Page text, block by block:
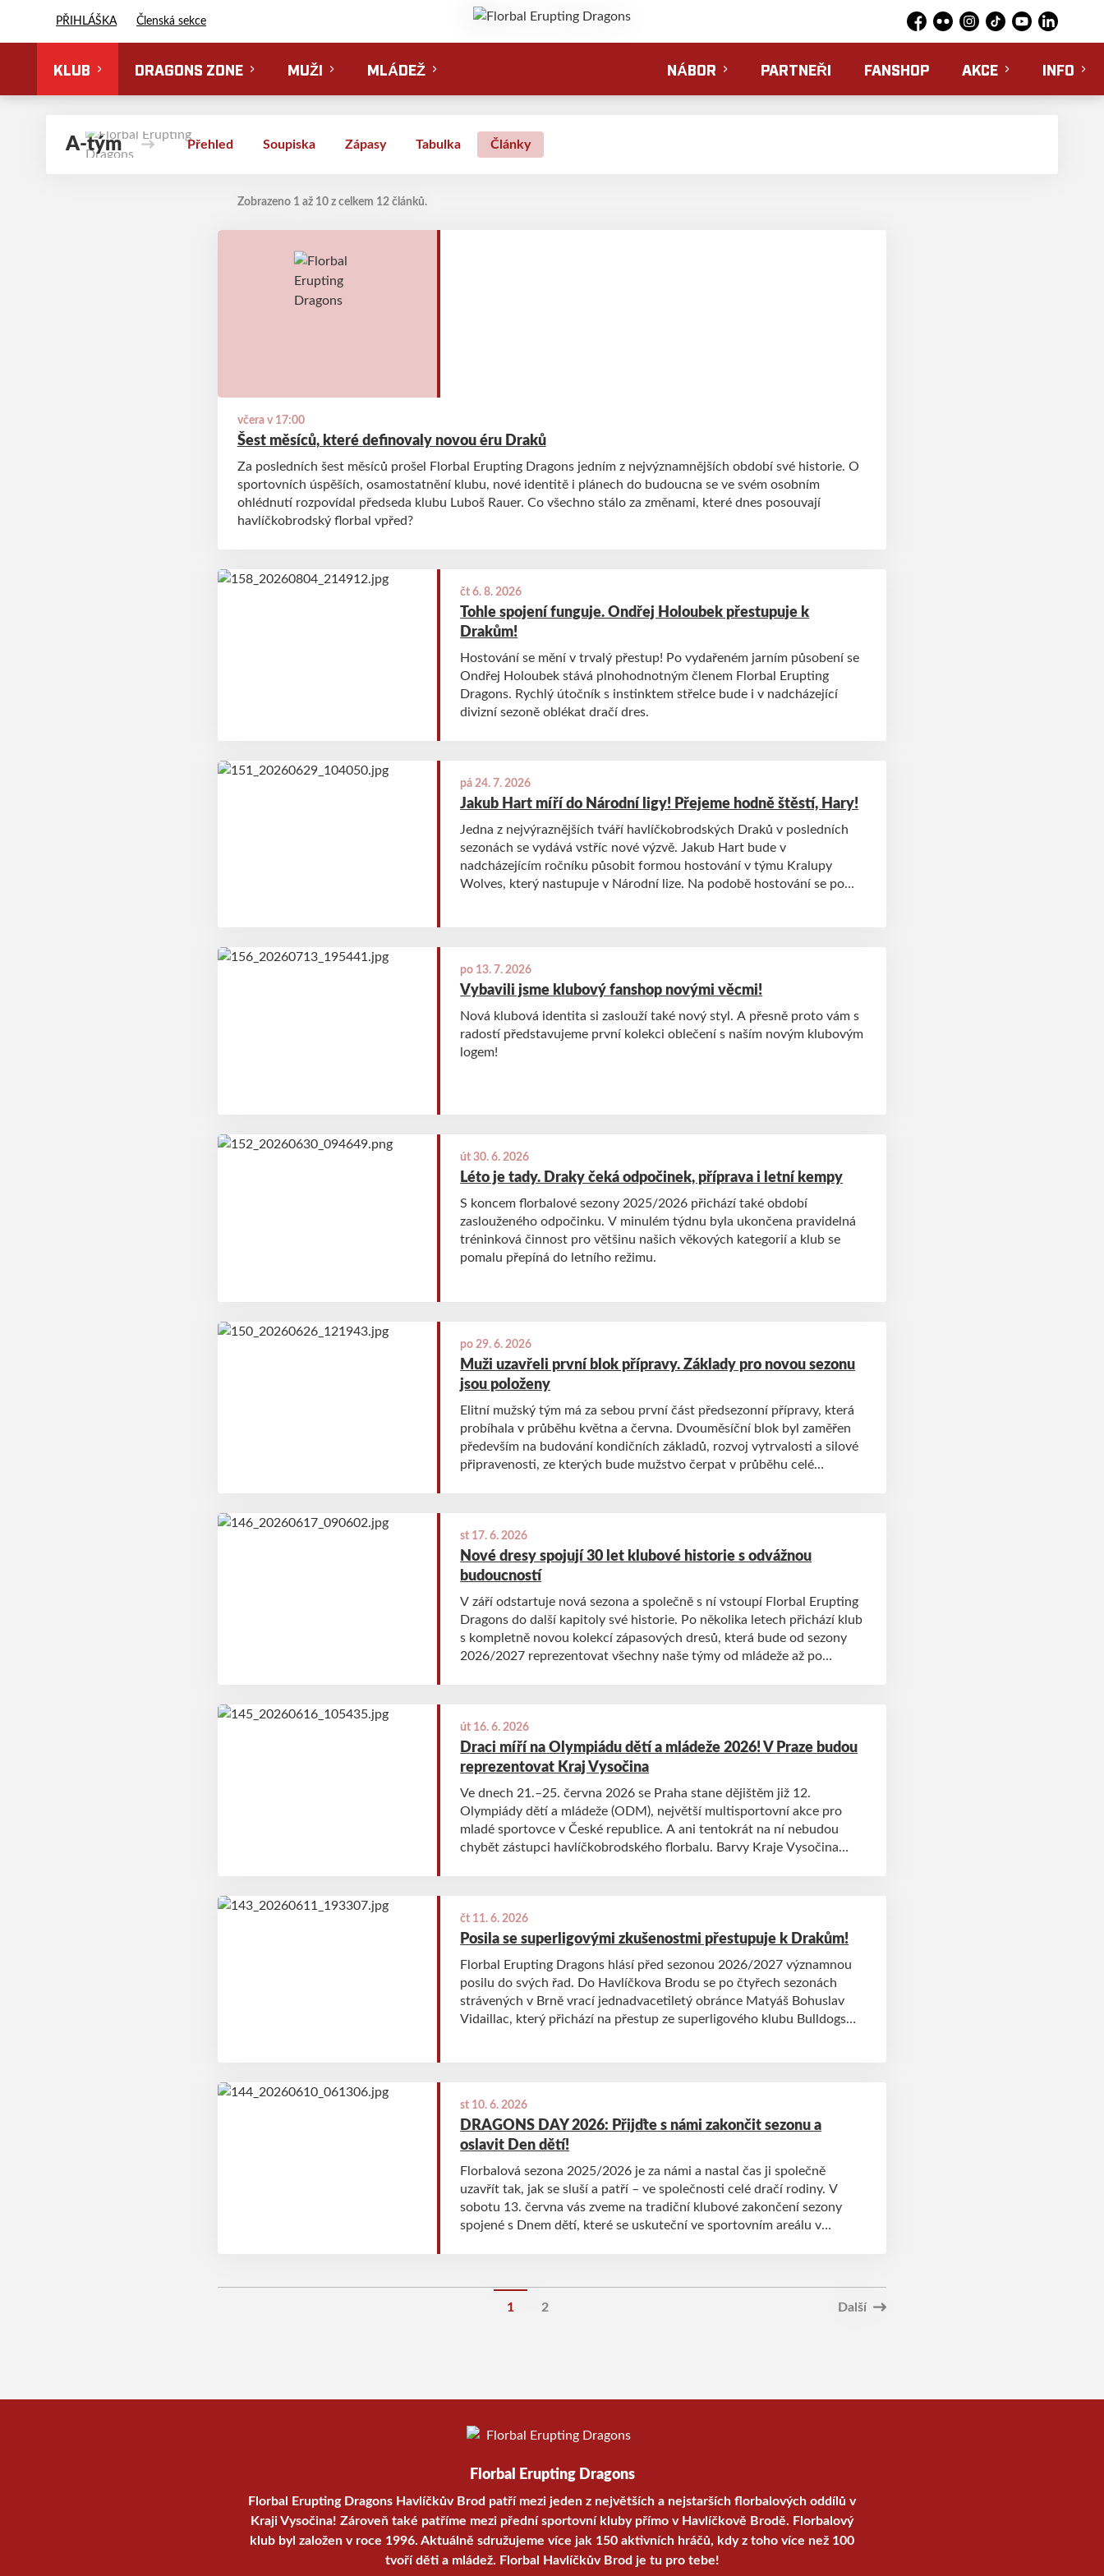
PŘIHLÁŠKA Členská sekce
Facebook
Flickr Instagram
TikTokYouTubeLinkedIn
KLUB DRAGONS ZONE MUŽI MLÁDEŽ NÁBOR PARTNEŘI FANSHOP AKCE INFO
A-tým Přehled Soupiska Zápasy Tabulka Články
Zobrazeno 1 až 10 z celkem 12 článků.
včera v 17:00
Šest měsíců, které definovaly novou éru Draků
Za posledních šest měsíců prošel Florbal Erupting Dragons jedním z nejvýznamnějších období své historie. O
sportovních úspěších, osamostatnění klubu, nové identitě i plánech do budoucna se ve svém osobním
ohlédnutí rozpovídal předseda klubu Luboš Rauer. Co všechno stálo za změnami, které dnes posouvají
havlíčkobrodský florbal vpřed?
čt 6. 8. 2026
Tohle spojení funguje. Ondřej Holoubek přestupuje k
Drakům!
Hostování se mění v trvalý přestup! Po vydařeném jarním působení se
Ondřej Holoubek stává plnohodnotným členem Florbal Erupting
Dragons. Rychlý útočník s instinktem střelce bude i v nadcházející
divizní sezoně oblékat dračí dres.
pá 24. 7. 2026
Jakub Hart míří do Národní ligy! Přejeme hodně štěstí, Hary!
Jedna z nejvýraznějších tváří havlíčkobrodských Draků v posledních
sezonách se vydává vstříc nové výzvě. Jakub Hart bude v
nadcházejícím ročníku působit formou hostování v týmu Kralupy
Wolves, který nastupuje v Národní lize. Na podobě hostování se po
po 13. 7. 2026
Vybavili jsme klubový fanshop novými věcmi!
Nová klubová identita si zaslouží také nový styl. A přesně proto vám s
radostí představujeme první kolekci oblečení s naším novým klubovým
logem!
út 30. 6. 2026
Léto je tady. Draky čeká odpočinek, příprava i letní kempy
S koncem florbalové sezony 2025/2026 přichází také období
zaslouženého odpočinku. V minulém týdnu byla ukončena pravidelná
tréninková činnost pro většinu našich věkových kategorií a klub se
pomalu přepíná do letního režimu.
po 29. 6. 2026
Muži uzavřeli první blok přípravy. Základy pro novou sezonu
jsou položeny
Elitní mužský tým má za sebou první část předsezonní přípravy, která
probíhala v průběhu května a června. Dvouměsíční blok byl zaměřen
především na budování kondičních základů, rozvoj vytrvalosti a silové
připravenosti, ze kterých bude mužstvo čerpat v průběhu celé
st 17. 6. 2026
Nové dresy spojují 30 let klubové historie s odvážnou
budoucností
V září odstartuje nová sezona a společně s ní vstoupí Florbal Erupting
Dragons do další kapitoly své historie. Po několika letech přichází klub
s kompletně novou kolekcí zápasových dresů, která bude od sezony
2026/2027 reprezentovat všechny naše týmy od mládeže až po
út 16. 6. 2026
Draci míří na Olympiádu dětí a mládeže 2026! V Praze budou
reprezentovat Kraj Vysočina
Ve dnech 21.–25. června 2026 se Praha stane dějištěm již 12.
Olympiády dětí a mládeže (ODM), největší multisportovní akce pro
mladé sportovce v České republice. A ani tentokrát na ní nebudou
chybět zástupci havlíčkobrodského florbalu. Barvy Kraje Vysočina
čt 11. 6. 2026
Posila se superligovými zkušenostmi přestupuje k Drakům!
Florbal Erupting Dragons hlásí před sezonou 2026/2027 významnou
posilu do svých řad. Do Havlíčkova Brodu se po čtyřech sezonách
strávených v Brně vrací jednadvacetiletý obránce Matyáš Bohuslav
Vidaillac, který přichází na přestup ze superligového klubu Bulldogs
st 10. 6. 2026
DRAGONS DAY 2026: Přijďte s námi zakončit sezonu a
oslavit Den dětí!
Florbalová sezona 2025/2026 je za námi a nastal čas ji společně
uzavřít tak, jak se sluší a patří – ve společnosti celé dračí rodiny. V
sobotu 13. června vás zveme na tradiční klubové zakončení sezony
spojené s Dnem dětí, které se uskuteční ve sportovním areálu v
1 2 Další
Florbal Erupting Dragons
Florbal Erupting Dragons Havlíčkův Brod patří mezi jeden z největších a nejstarších florbalových oddílů v
Kraji Vysočina! Zároveň také patříme mezi přední sportovní kluby přímo v Havlíčkově Brodě. Florbalový
klub byl založen v roce 1996. Aktuálně sdružujeme více jak 150 aktivních hráčů, kdy z toho více než 100
tvoří děti a mládež. Florbal Havlíčkův Brod je tu pro tebe!